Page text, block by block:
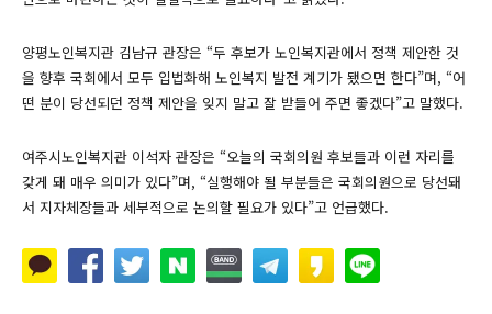
양평노인복지관 김남규 관장은 “두 후보가 노인복지관에서 정책 제안한 것
을 향후 국회에서 모두 입법화해 노인복지 발전 계기가 됐으면 한다”며, “어
떤 분이 당선되던 정책 제안을 잊지 말고 잘 받들어 주면 좋겠다”고 말했다.
여주시노인복지관 이석자 관장은 “오늘의 국회의원 후보들과 이런 자리를
갖게 돼 매우 의미가 있다”며, “실행해야 될 부분들은 국회의원으로 당선돼
서 지자체장들과 세부적으로 논의할 필요가 있다”고 언급했다.